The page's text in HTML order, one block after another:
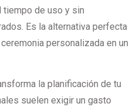
tiempo de uso y sin
Es la alternativa perfecta
personalizada en un
la planificación de tu
suelen exigir un gasto